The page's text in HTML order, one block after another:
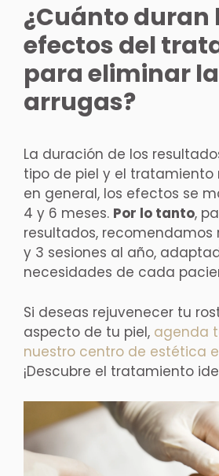
¿Cuánto duran
efectos del
para eliminar
arrugas?
La duración de los
tipo de piel y el tratamiento
en general, los efectos se
4 y 6 meses. Por lo tanto,
resultados, recomendamos
y 3 sesiones al año,
necesidades de cada
Si deseas rejuvenecer tu
aspecto de tu piel, agenda
nuestro centro de estética
¡Descubre el tratamiento